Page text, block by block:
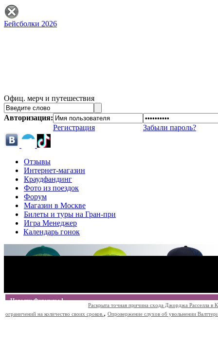
Бейсболки 2026
Офиц. мерч и путешествия
Авторизация:
Регистрация
Забыли пароль?
Отзывы
Интернет-магазин
Краудфандинг
Фото из поездок
Форум
Магазин в Москве
Билеты и туры на Гран-при
Игра Менеджер
Календарь гонок
Новости Формулы 1
Раскрыта точная причина схода Джорджа Расселла в
ограничений на количество своих сроков. , Опровержение слухов об увольнении